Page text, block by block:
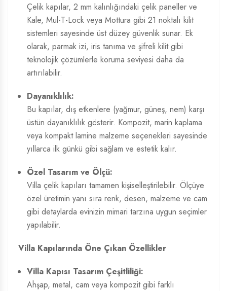
Çelik kapılar, 2 mm kalınlığındaki çelik paneller ve
Kale, Mul-T-Lock veya Mottura gibi 21 noktalı kilit
sistemleri sayesinde üst düzey güvenlik sunar. Ek
olarak, parmak izi, iris tanıma ve şifreli kilit gibi
teknolojik çözümlerle koruma seviyesi daha da
artırılabilir.
Dayanıklılık:
Bu kapılar, dış etkenlere (yağmur, güneş, nem) karşı
üstün dayanıklılık gösterir. Kompozit, marin kaplama
veya kompakt lamine malzeme seçenekleri sayesinde
yıllarca ilk günkü gibi sağlam ve estetik kalır.
Özel Tasarım ve Ölçü:
Villa çelik kapıları tamamen kişiselleştirilebilir. Ölçüye
özel üretimin yanı sıra renk, desen, malzeme ve cam
gibi detaylarda evinizin mimari tarzına uygun seçimler
yapılabilir.
Villa Kapılarında Öne Çıkan Özellikler
Villa Kapısı Tasarım Çeşitliliği:
Ahşap, metal, cam veya kompozit gibi farklı